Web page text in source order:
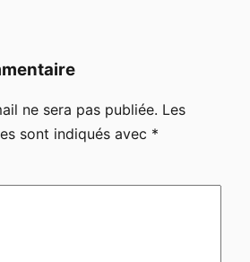
ne sera pas publiée. Les
sont indiqués avec *